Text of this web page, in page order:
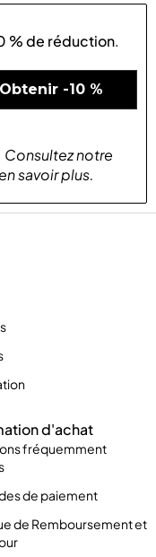
d'achat
fréquemment
de paiement
de Remboursement et
% de réduction.
Consultez notre
en savoir plus.